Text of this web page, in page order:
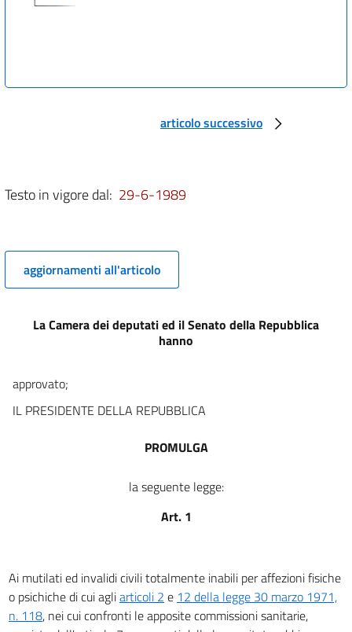
articolo successivo
Testo in vigore dal: 29-6-1989
aggiornamenti all'articolo
La Camera dei deputati ed il Senato della Repubblica
hanno
approvato;
IL PRESIDENTE DELLA REPUBBLICA
PROMULGA
la seguente legge:
Art. 1
Ai mutilati ed invalidi civili totalmente inabili per affezioni fisiche
o psichiche di cui agliarticoli 2 e 12 della legge 30 marzo 1971,
n. 118, nei cui confronti le apposite commissioni sanitarie,